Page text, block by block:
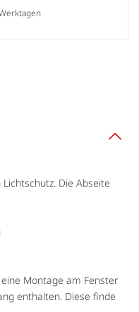
Die Abseite
Montage am Fenster
enthalten. Diese finde